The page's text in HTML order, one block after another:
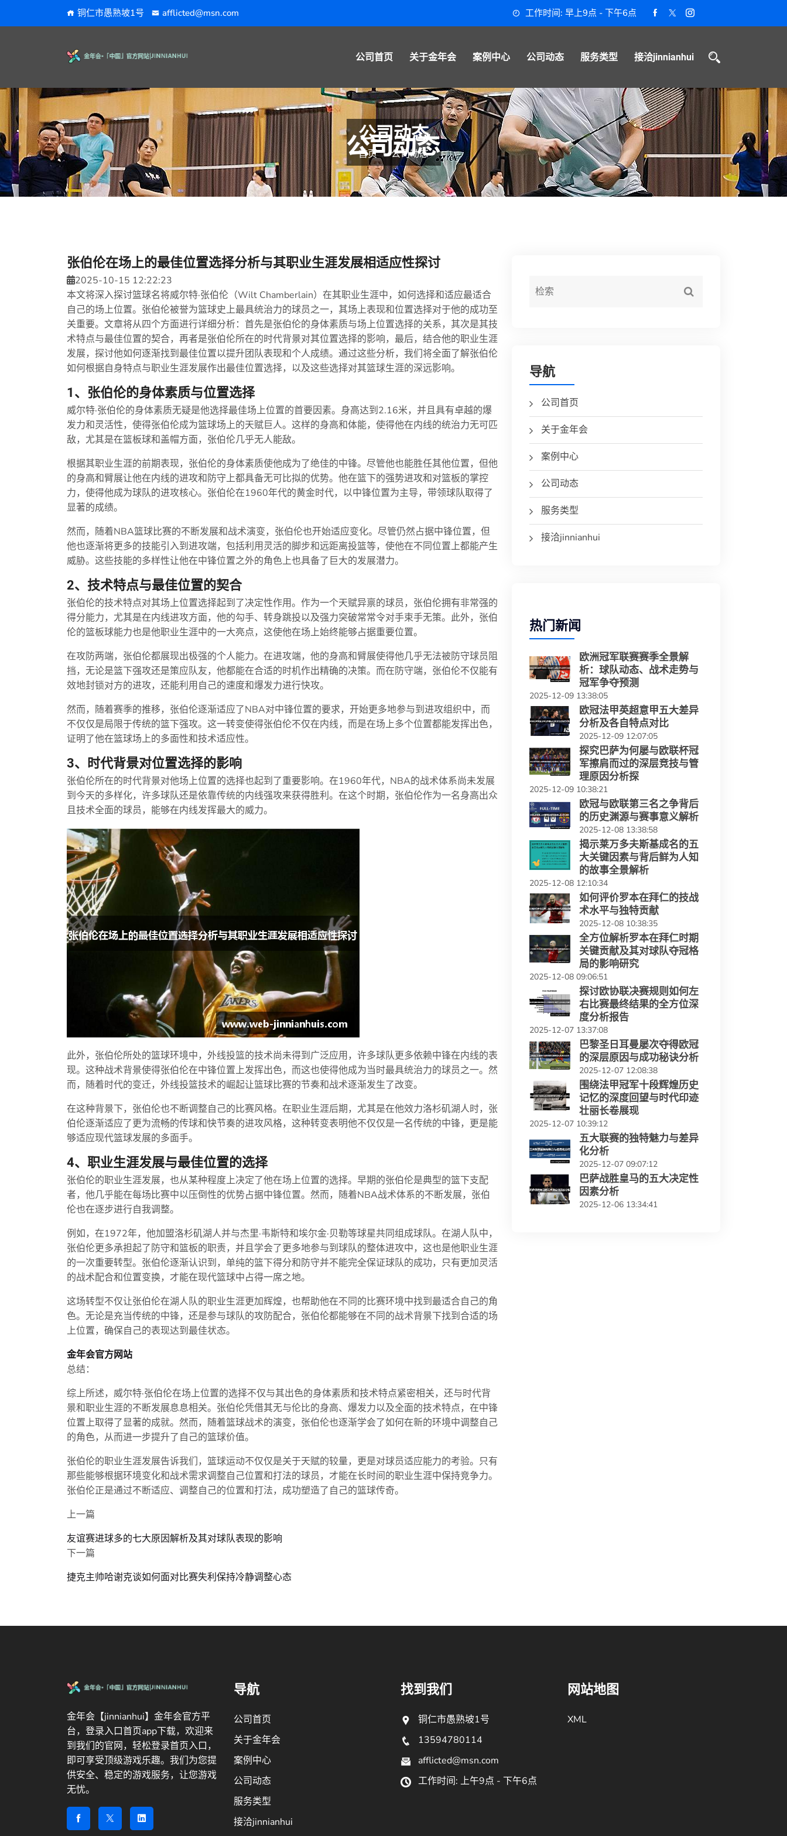
铜仁市愚熟坡1号 afflicted@msn.com 工作时间: 早上9点 - 下午6点
公司首页 关于金年会 案例中心 公司动态 服务类型 接洽jinnianhui
公司动态
首页 公司动态
张伯伦在场上的最佳位置选择分析与其职业生涯发展相适应性探讨
2025-10-15 12:22:23
本文将深入探讨篮球名将威尔特·张伯伦（Wilt Chamberlain）在其职业生涯中，如何选择和适应最适合
自己的场上位置。张伯伦被誉为篮球史上最具统治力的球员之一，其场上表现和位置选择对于他的成功至
关重要。文章将从四个方面进行详细分析：首先是张伯伦的身体素质与场上位置选择的关系，其次是其技
术特点与最佳位置的契合，再者是张伯伦所在的时代背景对其位置选择的影响，最后，结合他的职业生涯
发展，探讨他如何逐渐找到最佳位置以提升团队表现和个人成绩。通过这些分析，我们将全面了解张伯伦
如何根据自身特点与职业生涯发展作出最佳位置选择，以及这些选择对其篮球生涯的深远影响。
1、张伯伦的身体素质与位置选择
威尔特·张伯伦的身体素质无疑是他选择最佳场上位置的首要因素。身高达到2.16米，并且具有卓越的爆
发力和灵活性，使得张伯伦成为篮球场上的天赋巨人。这样的身高和体能，使得他在内线的统治力无可匹
敌，尤其是在篮板球和盖帽方面，张伯伦几乎无人能敌。
根据其职业生涯的前期表现，张伯伦的身体素质使他成为了绝佳的中锋。尽管他也能胜任其他位置，但他
的身高和臂展让他在内线的进攻和防守上都具备无可比拟的优势。他在篮下的强势进攻和对篮板的掌控
力，使得他成为球队的进攻核心。张伯伦在1960年代的黄金时代，以中锋位置为主导，带领球队取得了
显著的成绩。
然而，随着NBA篮球比赛的不断发展和战术演变，张伯伦也开始适应变化。尽管仍然占据中锋位置，但
他也逐渐将更多的技能引入到进攻端，包括利用灵活的脚步和远距离投篮等，使他在不同位置上都能产生
威胁。这些技能的多样性让他在中锋位置之外的角色上也具备了巨大的发展潜力。
2、技术特点与最佳位置的契合
张伯伦的技术特点对其场上位置选择起到了决定性作用。作为一个天赋异禀的球员，张伯伦拥有非常强的
得分能力，尤其是在内线进攻方面，他的勾手、转身跳投以及强力突破常常令对手束手无策。此外，张伯
伦的篮板球能力也是他职业生涯中的一大亮点，这使他在场上始终能够占据重要位置。
在攻防两端，张伯伦都展现出极强的个人能力。在进攻端，他的身高和臂展使得他几乎无法被防守球员阻
挡，无论是篮下强攻还是策应队友，他都能在合适的时机作出精确的决策。而在防守端，张伯伦不仅能有
效地封锁对方的进攻，还能利用自己的速度和爆发力进行快攻。
然而，随着赛季的推移，张伯伦逐渐适应了NBA对中锋位置的要求，开始更多地参与到进攻组织中，而
不仅仅是局限于传统的篮下强攻。这一转变使得张伯伦不仅在内线，而是在场上多个位置都能发挥出色，
证明了他在篮球场上的多面性和技术适应性。
3、时代背景对位置选择的影响
张伯伦所在的时代背景对他场上位置的选择也起到了重要影响。在1960年代，NBA的战术体系尚未发展
到今天的多样化，许多球队还是依靠传统的内线强攻来获得胜利。在这个时期，张伯伦作为一名身高出众
且技术全面的球员，能够在内线发挥最大的威力。
此外，张伯伦所处的篮球环境中，外线投篮的技术尚未得到广泛应用，许多球队更多依赖中锋在内线的表
现。这种战术背景使得张伯伦在中锋位置上发挥出色，而这也使得他成为当时最具统治力的球员之一。然
而，随着时代的变迁，外线投篮技术的崛起让篮球比赛的节奏和战术逐渐发生了改变。
在这种背景下，张伯伦也不断调整自己的比赛风格。在职业生涯后期，尤其是在他效力洛杉矶湖人时，张
伯伦逐渐适应了更为流畅的传球和快节奏的进攻风格，这种转变表明他不仅仅是一名传统的中锋，更是能
够适应现代篮球发展的多面手。
4、职业生涯发展与最佳位置的选择
张伯伦的职业生涯发展，也从某种程度上决定了他在场上位置的选择。早期的张伯伦是典型的篮下支配
者，他几乎能在每场比赛中以压倒性的优势占据中锋位置。然而，随着NBA战术体系的不断发展，张伯
伦也在逐步进行自我调整。
例如，在1972年，他加盟洛杉矶湖人并与杰里·韦斯特和埃尔金·贝勒等球星共同组成球队。在湖人队中，
张伯伦更多承担起了防守和篮板的职责，并且学会了更多地参与到球队的整体进攻中，这也是他职业生涯
的一次重要转型。张伯伦逐渐认识到，单纯的篮下得分和防守并不能完全保证球队的成功，只有更加灵活
的战术配合和位置变换，才能在现代篮球中占得一席之地。
这场转型不仅让张伯伦在湖人队的职业生涯更加辉煌，也帮助他在不同的比赛环境中找到最适合自己的角
色。无论是充当传统的中锋，还是参与球队的攻防配合，张伯伦都能够在不同的战术背景下找到合适的场
上位置，确保自己的表现达到最佳状态。
金年会官方网站
总结：
综上所述，威尔特·张伯伦在场上位置的选择不仅与其出色的身体素质和技术特点紧密相关，还与时代背
景和职业生涯的不断发展息息相关。张伯伦凭借其无与伦比的身高、爆发力以及全面的技术特点，在中锋
位置上取得了显著的成就。然而，随着篮球战术的演变，张伯伦也逐渐学会了如何在新的环境中调整自己
的角色，从而进一步提升了自己的篮球价值。
张伯伦的职业生涯发展告诉我们，篮球运动不仅仅是关于天赋的较量，更是对球员适应能力的考验。只有
那些能够根据环境变化和战术需求调整自己位置和打法的球员，才能在长时间的职业生涯中保持竞争力。
张伯伦正是通过不断适应、调整自己的位置和打法，成功塑造了自己的篮球传奇。
上一篇
友谊赛进球多的七大原因解析及其对球队表现的影响
下一篇
捷克主帅哈谢克谈如何面对比赛失利保持冷静调整心态
导航
公司首页
关于金年会
案例中心
公司动态
服务类型
接洽jinnianhui
热门新闻
欧洲冠军联赛赛季全景解
析：球队动态、战术走势与
冠军争夺预测
2025-12-09 13:38:05
欧冠法甲英超意甲五大差异
分析及各自特点对比
2025-12-09 12:07:05
探究巴萨为何屡与欧联杯冠
军擦肩而过的深层竞技与管
理原因分析探
2025-12-09 10:38:21
欧冠与欧联第三名之争背后
的历史渊源与赛事意义解析
2025-12-08 13:38:58
揭示莱万多夫斯基成名的五
大关键因素与背后鲜为人知
的故事全景解析
2025-12-08 12:10:34
如何评价罗本在拜仁的技战
术水平与独特贡献
2025-12-08 10:38:35
全方位解析罗本在拜仁时期
关键贡献及其对球队夺冠格
局的影响研究
2025-12-08 09:06:51
探讨欧协联决赛规则如何左
右比赛最终结果的全方位深
度分析报告
2025-12-07 13:37:08
巴黎圣日耳曼屡次夺得欧冠
的深层原因与成功秘诀分析
2025-12-07 12:08:38
围绕法甲冠军十段辉煌历史
记忆的深度回望与时代印迹
壮丽长卷展现
2025-12-07 10:39:12
五大联赛的独特魅力与差异
化分析
2025-12-07 09:07:12
巴萨战胜皇马的五大决定性
因素分析
2025-12-06 13:34:41
金年会【jinnianhui】金年会官方平
台，登录入口首页app下载，欢迎来
到我们的官网，轻松登录首页入口，
即可享受顶级游戏乐趣。我们为您提
供安全、稳定的游戏服务，让您游戏
无忧。
导航
公司首页
关于金年会
案例中心
公司动态
服务类型
接洽jinnianhui
找到我们
铜仁市愚熟坡1号
13594780114
afflicted@msn.com
工作时间: 上午9点 - 下午6点
网站地图
XML